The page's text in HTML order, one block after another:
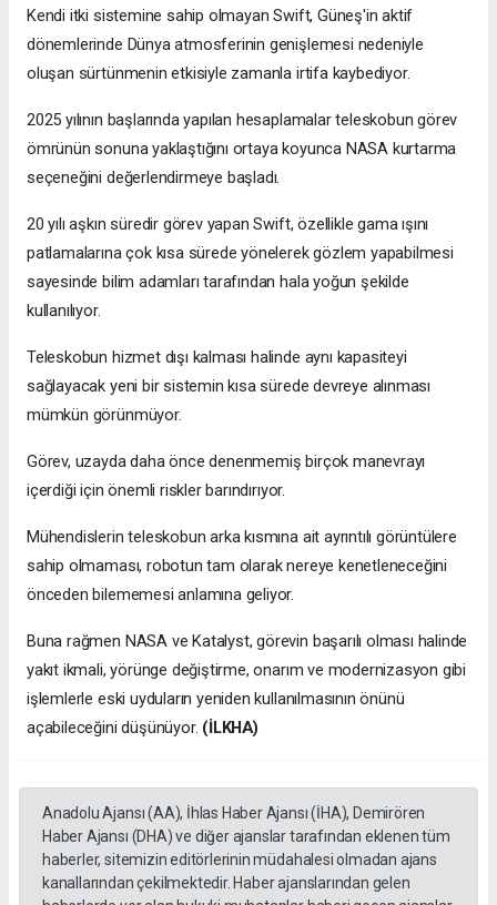
Kendi itki sistemine sahip olmayan Swift, Güneş'in aktif
dönemlerinde Dünya atmosferinin genişlemesi nedeniyle
oluşan sürtünmenin etkisiyle zamanla irtifa kaybediyor.
2025 yılının başlarında yapılan hesaplamalar teleskobun görev
ömrünün sonuna yaklaştığını ortaya koyunca NASA kurtarma
seçeneğini değerlendirmeye başladı.
20 yılı aşkın süredir görev yapan Swift, özellikle gama ışını
patlamalarına çok kısa sürede yönelerek gözlem yapabilmesi
sayesinde bilim adamları tarafından hala yoğun şekilde
kullanılıyor.
Teleskobun hizmet dışı kalması halinde aynı kapasiteyi
sağlayacak yeni bir sistemin kısa sürede devreye alınması
mümkün görünmüyor.
Görev, uzayda daha önce denenmemiş birçok manevrayı
içerdiği için önemli riskler barındırıyor.
Mühendislerin teleskobun arka kısmına ait ayrıntılı görüntülere
sahip olmaması, robotun tam olarak nereye kenetleneceğini
önceden bilememesi anlamına geliyor.
Buna rağmen NASA ve Katalyst, görevin başarılı olması halinde
yakıt ikmali, yörünge değiştirme, onarım ve modernizasyon gibi
işlemlerle eski uyduların yeniden kullanılmasının önünü
açabileceğini düşünüyor. (İLKHA)
Anadolu Ajansı (AA), İhlas Haber Ajansı (İHA), Demirören
Haber Ajansı (DHA) ve diğer ajanslar tarafından eklenen tüm
haberler, sitemizin editörlerinin müdahalesi olmadan ajans
kanallarından çekilmektedir. Haber ajanslarından gelen